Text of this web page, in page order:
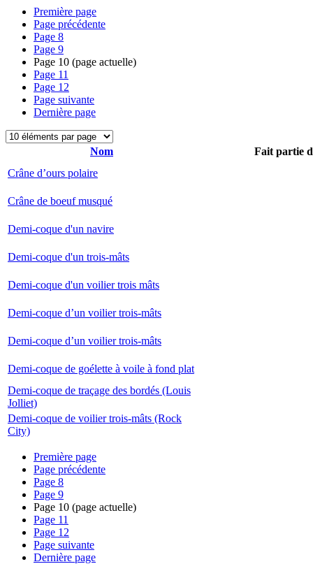
Première page
Page précédente
Page 8
Page 9
Page 10 (page actuelle)
Page 11
Page 12
Page suivante
Dernière page
Nom
Fait partie
Crâne d’ours polaire
Crâne de boeuf musqué
Demi-coque d'un navire
Demi-coque d'un trois-mâts
Demi-coque d'un voilier trois mâts
Demi-coque d’un voilier trois-mâts
Demi-coque d’un voilier trois-mâts
Demi-coque de goélette à voile à fond plat
Demi-coque de traçage des bordés (Louis
Jolliet)
Demi-coque de voilier trois-mâts (Rock
City)
Première page
Page précédente
Page 8
Page 9
Page 10 (page actuelle)
Page 11
Page 12
Page suivante
Dernière page